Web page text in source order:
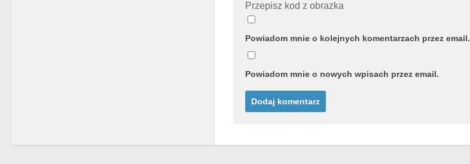
Przepisz kod z obrazka
Powiadom mnie o kolejnych komentarzach przez email.
Powiadom mnie o nowych wpisach przez email.